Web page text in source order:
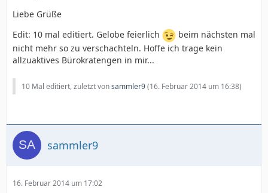
Liebe Grüße
Edit: 10 mal editiert. Gelobe feierlich
beim nächsten mal
nicht mehr so zu verschachteln. Hoffe ich trage kein
allzuaktives Bürokratengen in mir...
10 Mal editiert, zuletzt vonsammler9(16. Februar 2014 um 16:38)
sammler9
16. Februar 2014 um 17:02